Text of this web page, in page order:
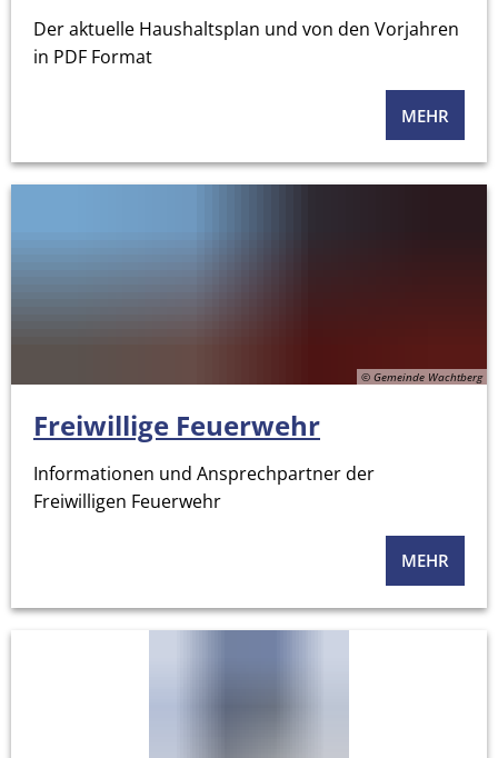
Der aktuelle Haushaltsplan und von den Vorjahren
in PDF Format
MEHR
© Gemeinde Wachtberg
Freiwillige Feuerwehr
Informationen und Ansprechpartner der
Freiwilligen Feuerwehr
MEHR